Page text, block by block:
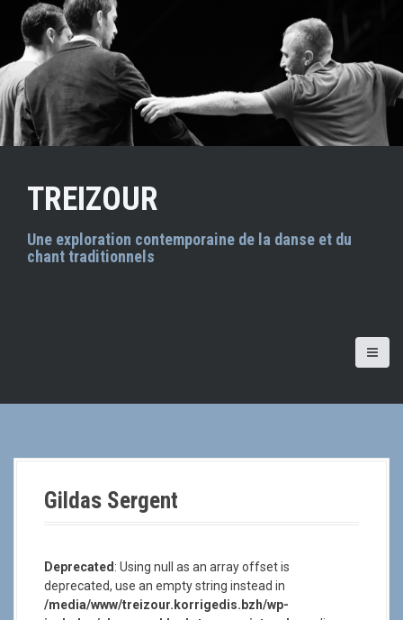
e
a
u
c
a
TREIZOUR
Une exploration contemporaine de la danse et du
chant traditionnels
Gildas Sergent
Deprecated : Using null as an array offset is
deprecated, use an empty string instead in
/media/www/treizour.korrigedis.bzh/wp-